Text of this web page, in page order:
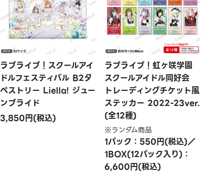
ラブライブ！スクールアイ
ドルフェスティバル B2タ
ペストリー Liella! ジュー
ンブライド
3,850円(税込)
ラブライブ！虹ヶ咲学園
スクールアイドル同好会
トレーディングチケット風
ステッカー 2022-23ver.
(全12種)
※ランダム商品
1パック：550円(税込)／
1BOX(12パック入り)：
6,600円(税込)